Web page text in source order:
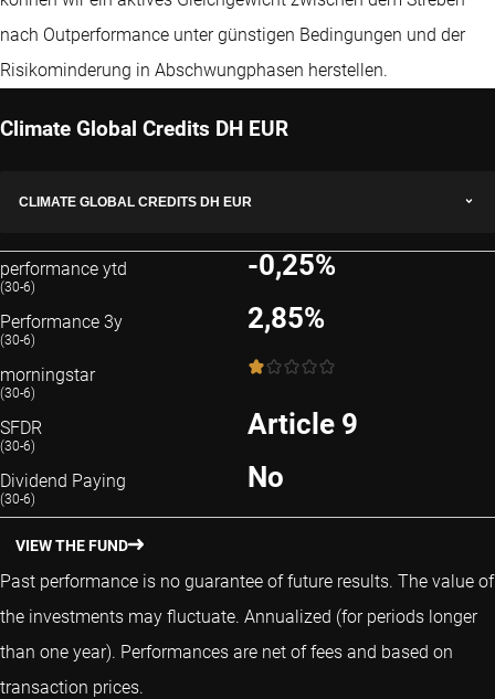
nach Outperformance unter günstigen Bedingungen und der
Risikominderung in Abschwungphasen herstellen.
Climate Global Credits DH EUR
CLIMATE GLOBAL CREDITS DH EUR
performance ytd
(30-6)
-0,25%
Performance 3y
(30-6)
2,85%
morningstar
(30-6)
1 / 5
SFDR
(30-6)
Article 9
Dividend Paying
(30-6)
No
VIEW THE FUND
Past performance is no guarantee of future results. The value of
the investments may fluctuate. Annualized (for periods longer
than one year). Performances are net of fees and based on
transaction prices.